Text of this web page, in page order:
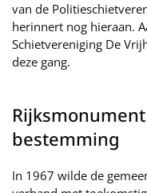
van de
herinnert nog hieraan.
Schietvereniging De
deze gang.
bestemming
In 1967 wilde de